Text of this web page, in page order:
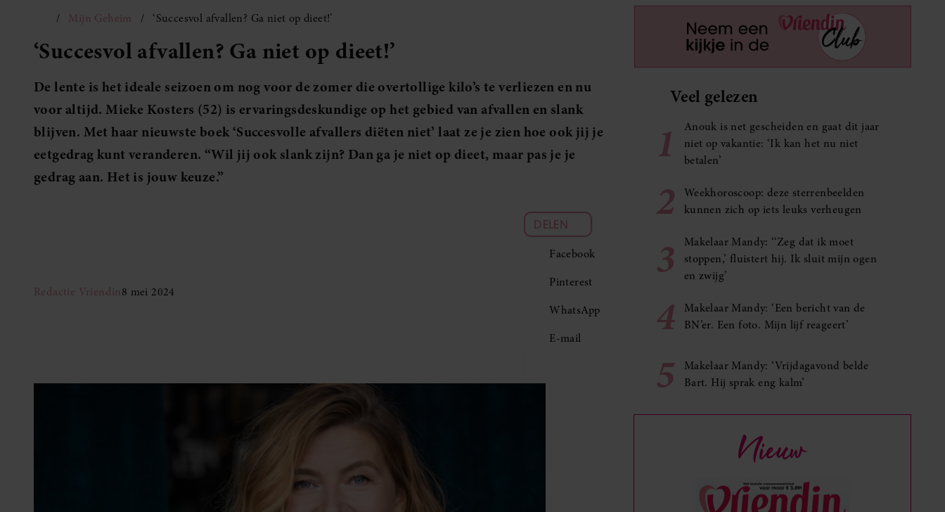
Mijn Geheim ‘Succesvol afvallen? Ga niet op dieet!’
‘Succesvol afvallen? Ga niet op dieet!’
De lente is het ideale seizoen om nog voor de zomer die overtollige kilo’s te verliezen en nu
voor altijd. Mieke Kosters (52) is ervaringsdeskundige op het gebied van afvallen en slank
blijven. Met haar nieuwste boek ‘Succesvolle afvallers diëten niet’ laat ze je zien hoe ook jij je
eetgedrag kunt veranderen. “Wil jij ook slank zijn? Dan ga je niet op dieet, maar pas je je
gedrag aan. Het is jouw keuze.”
Redactie Vriendin8 mei 2024
DELEN
Facebook
Pinterest
WhatsApp
E-mail
Veel gelezen
1
Anouk is net gescheiden en gaat dit jaar
niet op vakantie: ‘Ik kan het nu niet
betalen’
2
Weekhoroscoop: deze sterrenbeelden
kunnen zich op iets leuks verheugen
3
Makelaar Mandy: ‘‘Zeg dat ik moet
stoppen,’ fluistert hij. Ik sluit mijn ogen
en zwijg’
4
Makelaar Mandy: ‘Een bericht van de
BN’er. Een foto. Mijn lijf reageert’
5
Makelaar Mandy: ‘Vrijdagavond belde
Bart. Hij sprak eng kalm’
Nieuw